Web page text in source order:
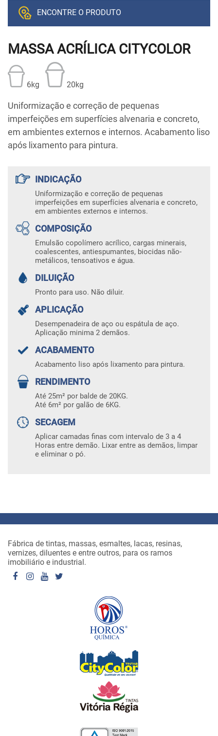
ENCONTRE O PRODUTO
MASSA ACRÍLICA CITYCOLOR
6kg 20kg
Uniformização e correção de pequenas
imperfeições em superfícies alvenaria e concreto,
em ambientes externos e internos. Acabamento liso
após lixamento para pintura.
INDICAÇÃO
Uniformização e correção de pequenas
imperfeições em superfícies alvenaria e concreto,
em ambientes externos e internos.
COMPOSIÇÃO
Emulsão copolímero acrílico, cargas minerais,
coalescentes, antiespumantes, biocidas não-
metálicos, tensoativos e água.
DILUIÇÃO
Pronto para uso. Não diluir.
APLICAÇÃO
Desempenadeira de aço ou espátula de aço.
Aplicação minima 2 demãos.
ACABAMENTO
Acabamento liso após lixamento para pintura.
RENDIMENTO
Até 25m² por balde de 20KG.
Até 6m² por galão de 6KG.
SECAGEM
Aplicar camadas finas com intervalo de 3 a 4
Horas entre demão. Lixar entre as demãos, limpar
e eliminar o pó.
Fábrica de tintas, massas, esmaltes, lacas, resinas,
vernizes, diluentes e entre outros, para os ramos
imobiliário e industrial.